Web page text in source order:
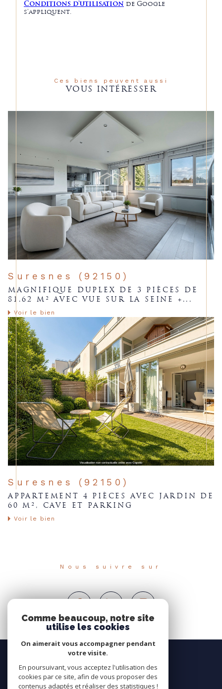
Conditions d'utilisation de Google
s'appliquent.
Ces biens peuvent aussi
VOUS INTÉRESSER
Suresnes (92150)
MAGNIFIQUE DUPLEX DE 3 PIÈCES DE
81.62 M² AVEC VUE SUR LA SEINE +...
Voir le bien
Suresnes (92150)
APPARTEMENT 4 PIÈCES AVEC JARDIN DE
60 M², CAVE ET PARKING
Voir le bien
Nous suivre sur
Comme beaucoup, notre site
utilise les cookies
On aimerait vous accompagner pendant
votre visite.
En poursuivant, vous acceptez l'utilisation des
cookies par ce site, afin de vous proposer des
contenus adaptés et réaliser des statistiques !